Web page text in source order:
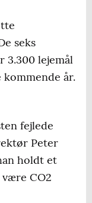
seks
3.300 lejemål
år.
fejlede
Peter
holdt et
CO2